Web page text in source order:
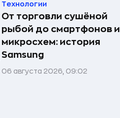
Технологии
От торговли сушёной
рыбой до смартфонов и
микросхем: история
Samsung
06 августа 2026, 09:02